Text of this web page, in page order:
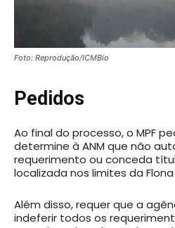
Foto: Reprodução/ICMBio
Pedidos
Ao final do processo, o MPF
determine à ANM que não
requerimento ou conceda
localizada nos limites da
Além disso, requer que a
indeferir todos os